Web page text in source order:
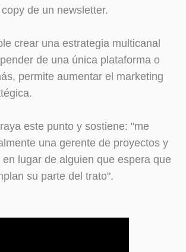
de un newsletter.
crear una estrategia multicanal
de una única plataforma o
permite aumentar el marketing
este punto y sostiene: "me
una gerente de proyectos y
lugar de alguien que espera que
su parte del trato".